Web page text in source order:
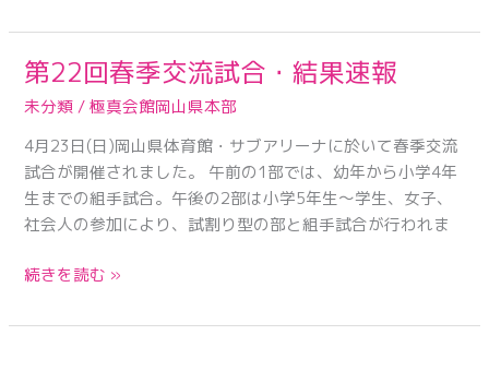
帯)
第22回春季交流試合・結果速報
未分類 /極真会館岡山県本部
4月23日(日)岡山県体育館・サブアリーナに於いて春季交流
試合が開催されました。 午前の1部では、幼年から小学4年
生までの組手試合。午後の2部は小学5年生～学生、女子、
社会人の参加により、試割り型の部と組手試合が行われま
第
22
回
春
季
交
流
合・
果
続きを読む »